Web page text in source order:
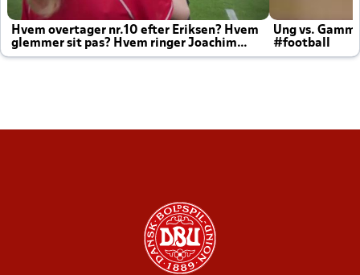
Hvem overtager nr.10 efter Eriksen? Hvem
glemmer sit pas? Hvem ringer Joachim
altid til efter kampe?
Ung vs.
#football